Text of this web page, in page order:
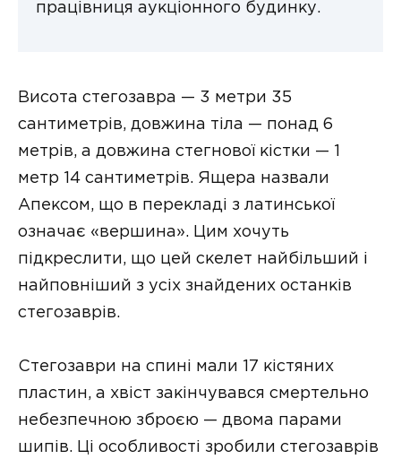
працівниця аукціонного будинку.
Висота стегозавра — 3 метри 35
сантиметрів, довжина тіла — понад 6
метрів, а довжина стегнової кістки — 1
метр 14 сантиметрів. Ящера назвали
Апексом, що в перекладі з латинської
означає «вершина». Цим хочуть
підкреслити, що цей скелет найбільший і
найповніший з усіх знайдених останків
стегозаврів.
Стегозаври на спині мали 17 кістяних
пластин, а хвіст закінчувався смертельно
небезпечною зброєю — двома парами
шипів. Ці особливості зробили стегозаврів